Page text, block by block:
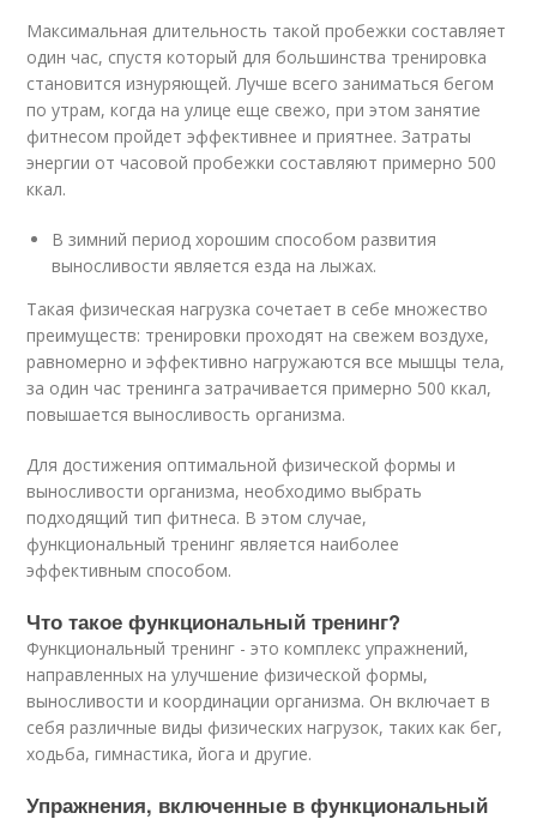
Максимальная длительность такой пробежки составляет
один час, спустя который для большинства тренировка
становится изнуряющей. Лучше всего заниматься бегом
по утрам, когда на улице еще свежо, при этом занятие
фитнесом пройдет эффективнее и приятнее. Затраты
энергии от часовой пробежки составляют примерно 500
ккал.
В зимний период хорошим способом развития
выносливости является езда на лыжах.
Такая физическая нагрузка сочетает в себе множество
преимуществ: тренировки проходят на свежем воздухе,
равномерно и эффективно нагружаются все мышцы тела,
за один час тренинга затрачивается примерно 500 ккал,
повышается выносливость организма.
Для достижения оптимальной физической формы и
выносливости организма, необходимо выбрать
подходящий тип фитнеса. В этом случае,
функциональный тренинг является наиболее
эффективным способом.
Что такое функциональный тренинг?
Функциональный тренинг - это комплекс упражнений,
направленных на улучшение физической формы,
выносливости и координации организма. Он включает в
себя различные виды физических нагрузок, таких как бег,
ходьба, гимнастика, йога и другие.
Упражнения, включенные в функциональный